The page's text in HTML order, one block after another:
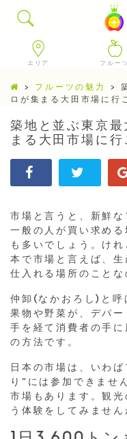
エリア フルーツ
> フルーツの魅力 >
ロが集まる大田市場に行
築地と並ぶ東京
まる大田市場に行
市場 と言うと、新鮮
一般の人が買い求め
も多いでしょう。け
本で市場 と言えば、
仕入れる場所のことな
仲卸(なかおろし)と呼
果物や野菜が、デパ
手を経て消費者の手
の方法です。
日本の市場は、いわ
り”には参加できませ
市場もあります。観
う体験をしてみません